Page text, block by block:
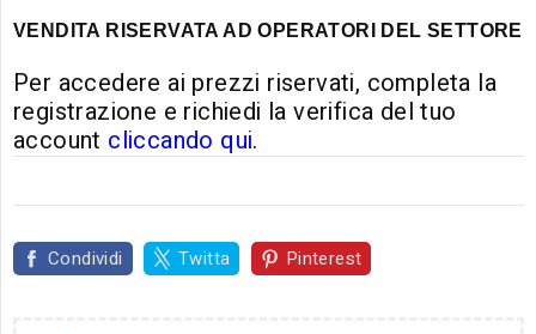
VENDITA RISERVATA AD OPERATORI DEL SETTORE
Per accedere ai prezzi riservati, completa la
registrazione e richiedi la verifica del tuo
account cliccando qui.
Condividi Twitta Pinterest